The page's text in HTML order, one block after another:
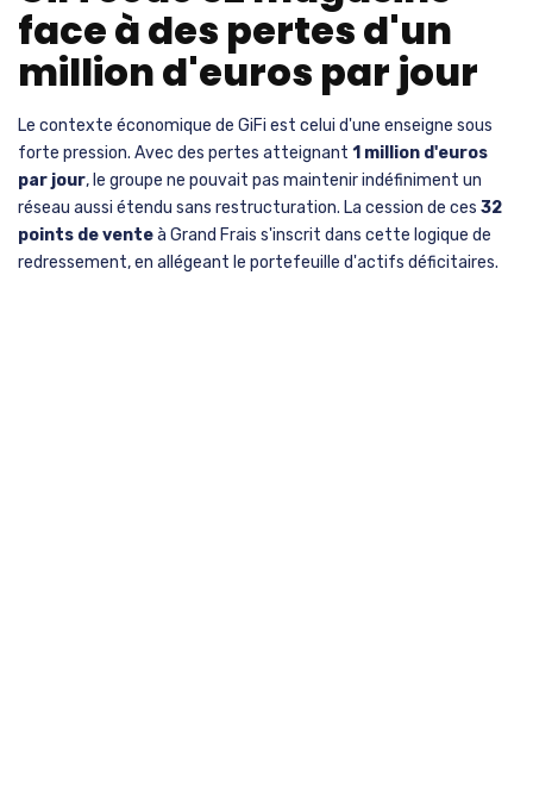
face à des pertes d'un
million d'euros par jour
Le contexte économique de GiFi est celui d'une enseigne sous
forte pression. Avec des pertes atteignant 1 million d'euros
par jour, le groupe ne pouvait pas maintenir indéfiniment un
réseau aussi étendu sans restructuration. La cession de ces 32
points de venteà Grand Frais s'inscrit dans cette logique de
redressement, en allégeant le portefeuille d'actifs déficitaires.